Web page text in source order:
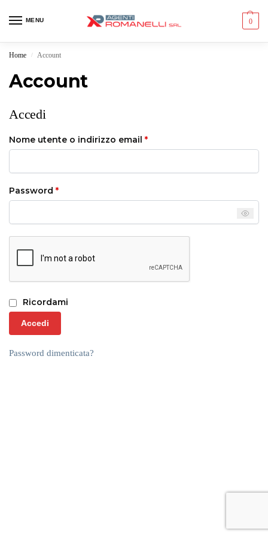
MENU 0
Home / Account
Account
Accedi
Nome utente o indirizzo email *
Password *
Ricordami
Accedi
Password dimenticata?